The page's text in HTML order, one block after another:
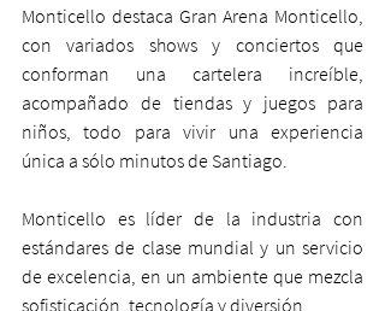
Monticello destaca Gran Arena Monticello,
con variados shows y conciertos que
conforman una cartelera increíble,
acompañado de tiendas y juegos para
niños, todo para vivir una experiencia
única a sólo minutos de Santiago.
Monticello es líder de la industria con
estándares de clase mundial y un servicio
de excelencia, en un ambiente que mezcla
sofisticación, tecnología y diversión.